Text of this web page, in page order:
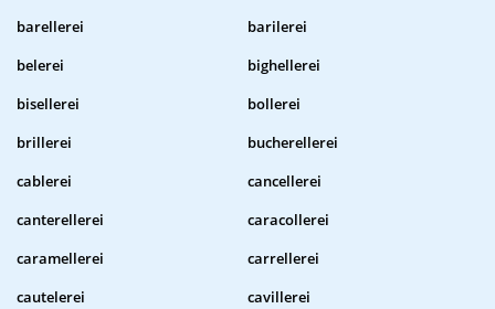
barellerei
barilerei
belerei
bighellerei
bisellerei
bollerei
brillerei
bucherellerei
cablerei
cancellerei
canterellerei
caracollerei
caramellerei
carrellerei
cautelerei
cavillerei